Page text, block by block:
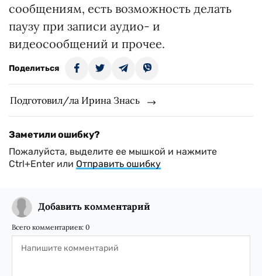
сообщениям, есть возможность делать
паузу при записи аудио- и
видеосообщений и прочее.
Поделиться
Подготовил/ла Ирина Знась
Заметили ошибку?
Пожалуйста, выделите ее мышкой и нажмите
Ctrl+Enter или Отправить ошибку
Добавить комментарий
Всего комментариев: 0